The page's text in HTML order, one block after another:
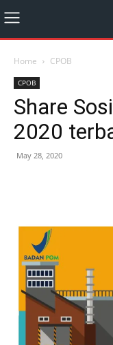
Home CPOB
CPOB
Share
2020
May 28, 2020